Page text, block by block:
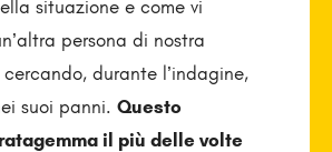
situazione e come vi
persona di nostra
durante l’indagine,
suoi panni. Questo
il più delle volte